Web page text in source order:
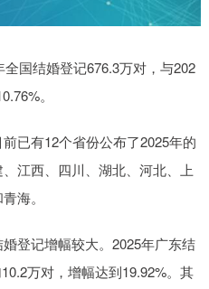
国结婚登记676.3万对，与202
。
已有12个省份公布了2025年的
江西、四川、湖北、河北、上
海。
登记增幅较大。2025年广东结
万对，增幅达到19.92%。其